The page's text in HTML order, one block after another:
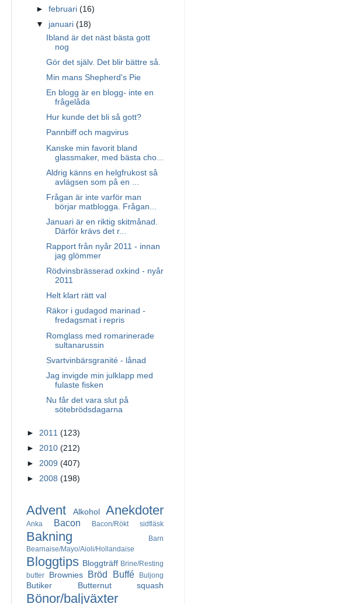
►februari(16)
▼ januari(18)
Ibland är det näst bästa gott
nog
Gör det själv. Det blir bättre så.
Min mans Shepherd's Pie
En blogg är en blogg- inte en
frågelåda
Hur kunde det bli så gott?
Pannbiff och magvirus
Kanske min favorit bland
glassmaker, med bästa cho...
Aldrig känns en helgfrukost så
avlägsen som på en ...
Frågan är inte varför man
börjar matblogga. Frågan...
Januari är en riktig skitmånad.
Därför krävs det r...
Rapport från nyår 2011 - innan
jag glömmer
Rödvinsbrässerad oxkind - nyår
2011
Helt klart rätt val
Räkor i gudagod marinad -
fredagsmat i repris
Romglass med romarinerade
sultanarussin
Svartvinbärsgranité - lånad
Jag invigde min julklapp med
fulaste fisken
Nu får det vara slut på
sötebrödsdagarna
► 2011 (123)
► 2010 (212)
► 2009 (407)
► 2008 (198)
Advent Alkohol Anekdoter
Anka Bacon Bacon/Rökt sidfläsk
Bakning
Barn
Bearnaise/Mayo/Aioli/Hollandaise
Bloggtips Bloggträff Brine/Resting
butter
Brownies Bröd Buffé Buljong
Butiker Butternut squash
Bönor/baljväxter